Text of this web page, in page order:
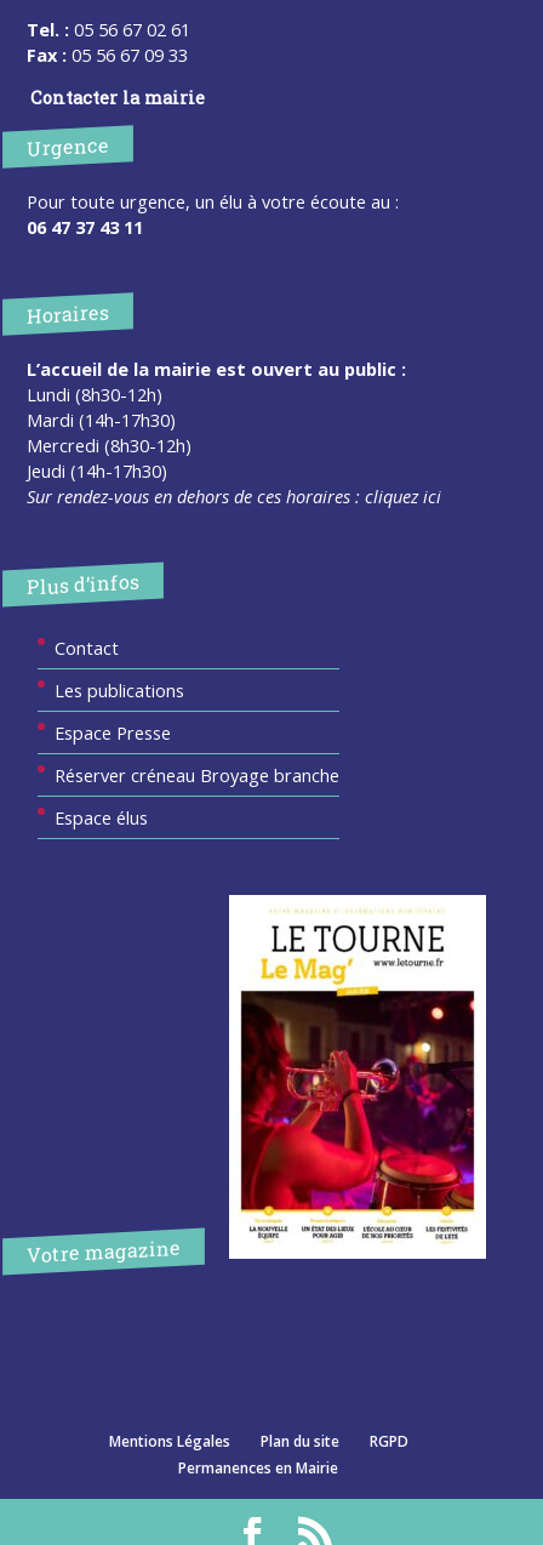
Tel. : 05 56 67 02 61
Fax : 05 56 67 09 33
Contacter la mairie
Urgence
Pour toute urgence, un élu à votre écoute au :
06 47 37 43 11
Horaires
L’accueil de la mairie est ouvert au public :
Lundi (8h30-12h)
Mardi (14h-17h30)
Mercredi (8h30-12h)
Jeudi (14h-17h30)
Sur rendez-vous en dehors de ces horaires :cliquez ici
Plus d’infos
Contact
Les publications
Espace Presse
Réserver créneau Broyage branche
Espace élus
Votre magazine
Mentions Légales Plan du site
RGPD
Permanences en Mairie